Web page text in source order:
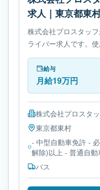
求人｜東京都東
株式会社プロスタッ
ライバー求人です。
は- 変形労働時間制で
です。給与
月給19万円
株式会社プロスタ
東京都東村
- 中型自動車免許 -
解除)以上 - 普通自
バス